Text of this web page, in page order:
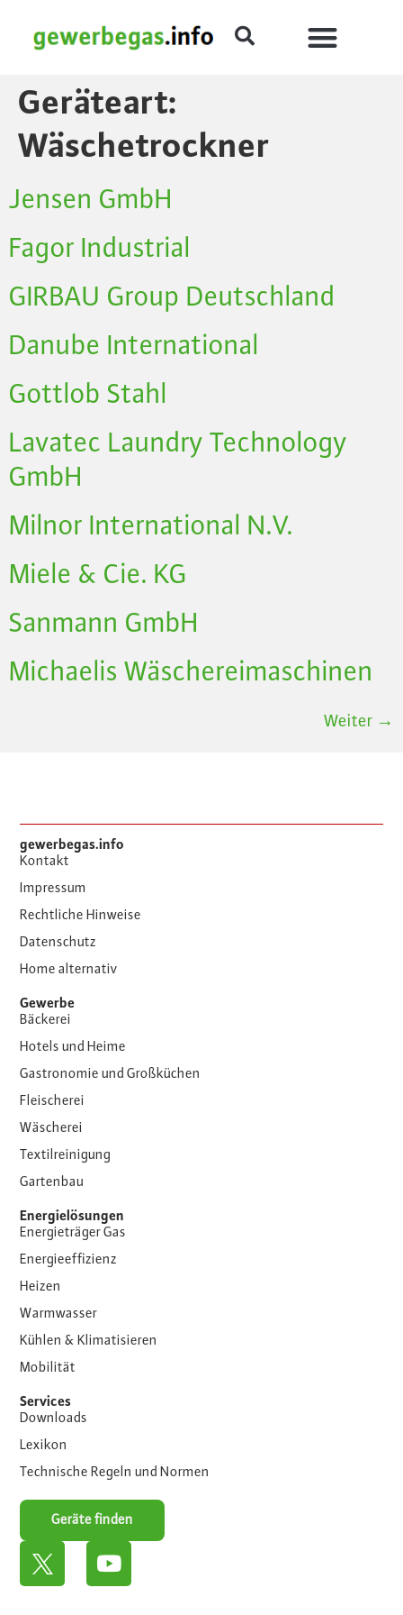
Geräteart:
Wäschetrockner
Jensen GmbH
Fagor Industrial
GIRBAU Group Deutschland
Danube International
Gottlob Stahl
Lavatec Laundry Technology
GmbH
Milnor International N.V.
Miele & Cie. KG
Sanmann GmbH
Michaelis Wäschereimaschinen
Weiter →
gewerbegas.info
Kontakt
Impressum
Rechtliche Hinweise
Datenschutz
Home alternativ
Gewerbe
Bäckerei
Hotels und Heime
Gastronomie und Großküchen
Fleischerei
Wäscherei
Textilreinigung
Gartenbau
Energielösungen
Energieträger Gas
Energieeffizienz
Heizen
Warmwasser
Kühlen & Klimatisieren
Mobilität
Services
Downloads
Lexikon
Technische Regeln und Normen
Geräte finden